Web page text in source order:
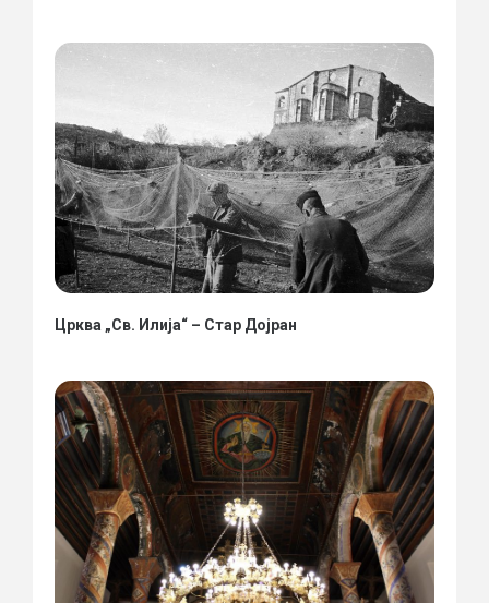
Црква „Св. Илија“ – Стар Дојран